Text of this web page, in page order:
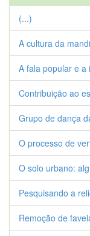
(...)
A cultura da
A fala popular e a
Contribuição ao
Grupo de dança
O processo de
O solo urbano:
Pesquisando a
Remoção de